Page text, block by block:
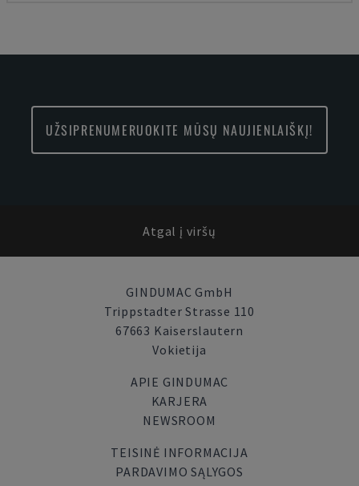
UŽSIPRENUMERUOKITE MŪSŲ NAUJIENLAIŠKĮ!
Atgal į viršų
GINDUMAC GmbH
Trippstadter Strasse 110
67663 Kaiserslautern
Vokietija
APIE GINDUMAC
KARJERA
NEWSROOM
TEISINĖ INFORMACIJA
PARDAVIMO SĄLYGOS